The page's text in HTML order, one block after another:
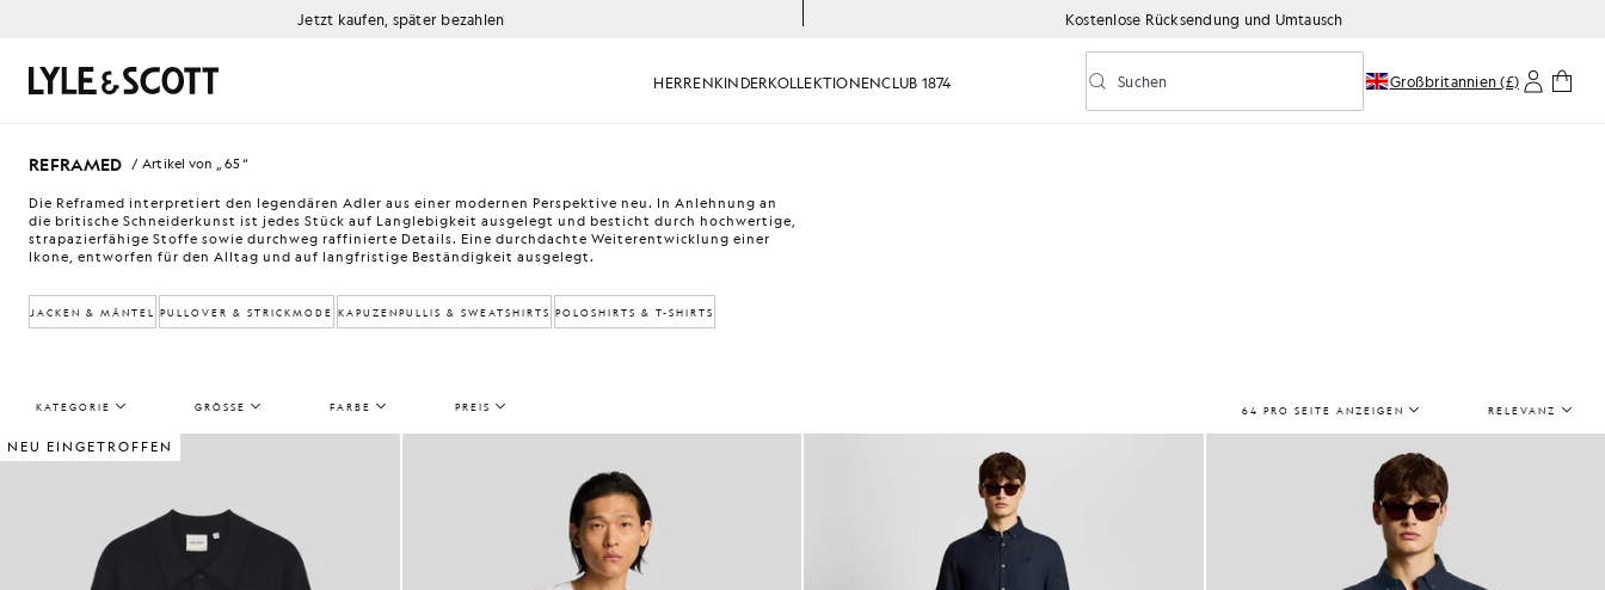
Jetzt kaufen, später bezahlen Kostenlose Rücksendung und Umtausch
HERRENKINDERKOLLEKTIONENCLUB 1874 Vorausschauende Suche ein-/ausschalten
Suchen Suchen Großbritannien (£)
REFRAMED / Artikel von „ 65 “
Die Reframed interpretiert den legendären Adler aus einer modernen Perspektive neu. In Anlehnung an
die britische Schneiderkunst ist jedes Stück auf Langlebigkeit ausgelegt und besticht durch hochwertige,
strapazierfähige Stoffe sowie durchweg raffinierte Details. Eine durchdachte Weiterentwicklung einer
Ikone, entworfen für den Alltag und auf langfristige Beständigkeit ausgelegt.
JACKEN & MÄNTEL PULLOVER & STRICKMODE KAPUZENPULLIS & SWEATSHIRTS POLOSHIRTS & T-SHIRTS
KATEGORIE GRÖSSE FARBE PREIS 64 PRO SEITE ANZEIGEN RELEVANZ
NEU EINGETROFFEN